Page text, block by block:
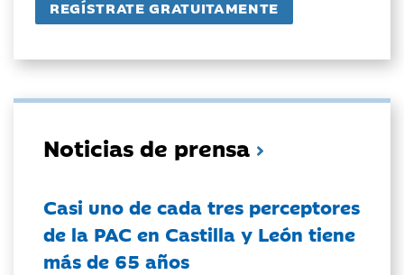
Noticias de prensa
Casi uno de cada tres perceptores
de la PAC en Castilla y León tiene
más de 65 años